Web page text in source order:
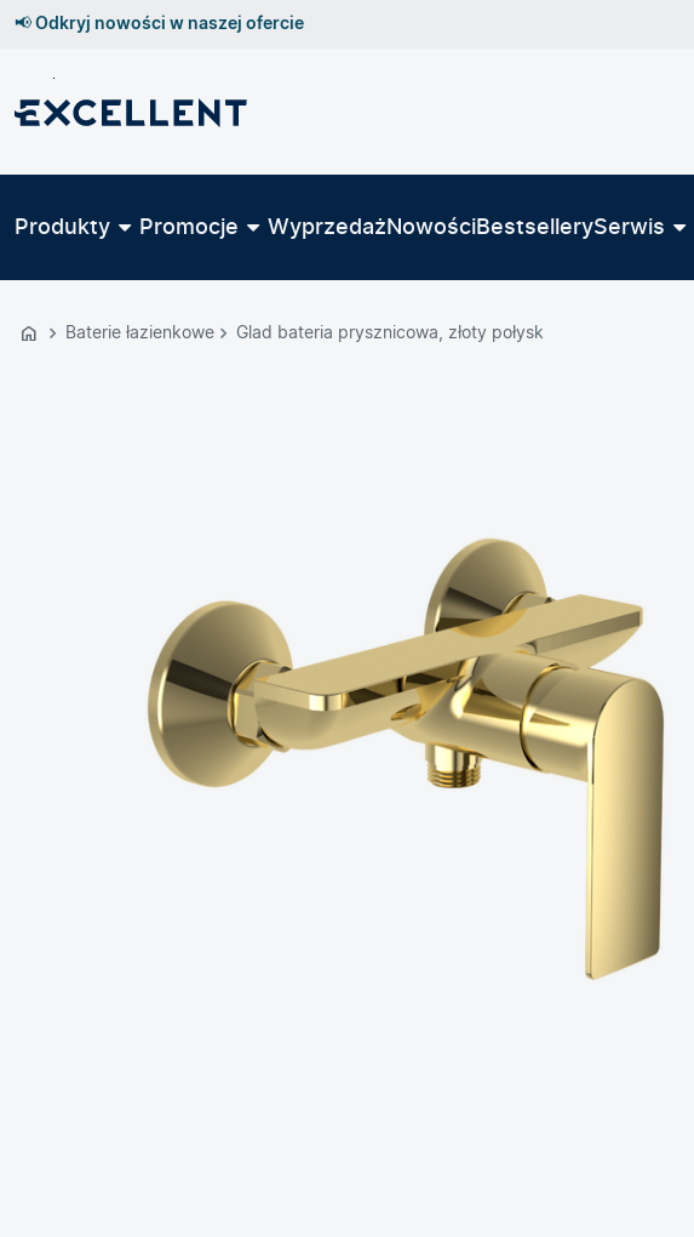
Przejdź
GŁÓWNEJ
📢 Odkryj nowości w naszej ofercie
Produkty Promocje Wyprzedaż NowościBestsellerySerwis
Baterie łazienkowe Glad bateria prysznicowa, złoty połysk